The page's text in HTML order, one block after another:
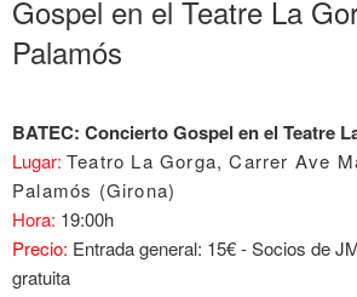
Gospel en el Teatre La
Palamós
BATEC: Concierto Gospel en el Teatre
Lugar: Teatro La Gorga, Carrer Ave
Palamós (Girona)
Hora: 19:00h
Precio: Entrada general: 15€ - Socios de
gratuita